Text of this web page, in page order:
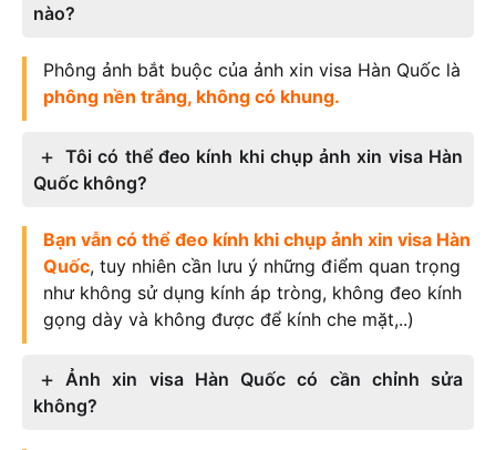
nào?
Phông ảnh bắt buộc của ảnh xin visa Hàn Quốc là
phông nền trắng, không có khung.
Tôi có thể đeo kính khi chụp ảnh xin visa Hàn
Quốc không?
Bạn vẫn có thể đeo kính khi chụp ảnh xin visa Hàn
Quốc, tuy nhiên cần lưu ý những điểm quan trọng
như không sử dụng kính áp tròng, không đeo kính
gọng dày và không được để kính che mặt,..)
Ảnh xin visa Hàn Quốc có cần chỉnh sửa
không?